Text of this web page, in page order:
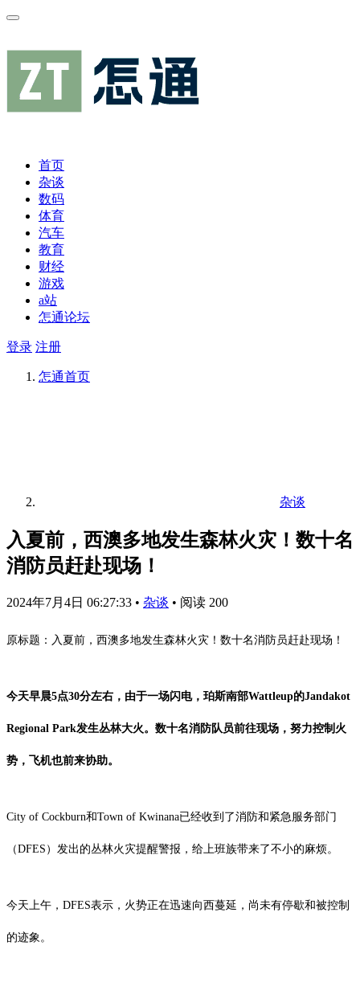
首页
杂谈
数码
体育
汽车
教育
财经
游戏
a站
怎通论坛
登录 注册
怎通首页
杂谈
入夏前，西澳多地发生森林火灾！数十名
消防员赶赴现场！
2024年7月4日 06:27:33 • 杂谈 • 阅读 200
原标题：入夏前，西澳多地发生森林火灾！数十名消防员赶赴现场！
今天早晨5点30分左右，由于一场闪电，珀斯南部Wattleup的Jandakot
Regional Park发生丛林大火。数十名消防队员前往现场，努力控制火
势，飞机也前来协助。
City of Cockburn和Town of Kwinana已经收到了消防和紧急服务部门
（DFES）发出的丛林火灾提醒警报，给上班族带来了不小的麻烦。
今天上午，DFES表示， 火势正在迅速向西蔓延，尚未有停歇和被控制
的迹象。